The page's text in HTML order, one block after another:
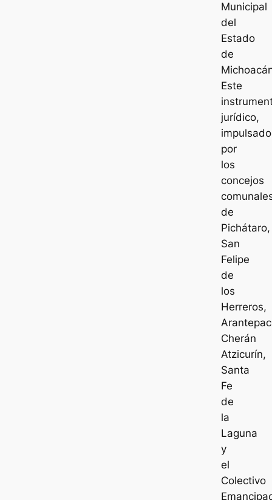
Municipal
del
Estado
de
Este
jurídico,
impulsado
por
los
concejos
de
Pichátaro,
San
Felipe
de
los
Herreros,
Cherán
Atzicurín,
Santa
Fe
de
la
Laguna
y
el
Colectivo